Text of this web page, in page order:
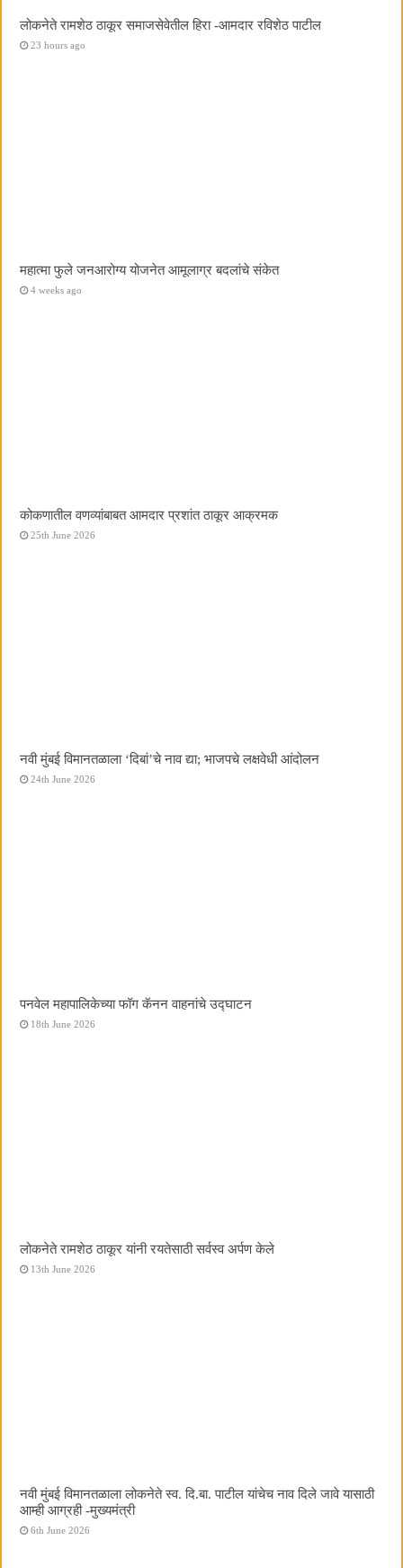
लोकनेते रामशेठ ठाकूर समाजसेवेतील हिरा -आमदार रविशेठ पाटील
23 hours ago
महात्मा फुले जनआरोग्य योजनेत आमूलाग्र बदलांचे संकेत
4 weeks ago
कोकणातील वणव्यांबाबत आमदार प्रशांत ठाकूर आक्रमक
25th June 2026
नवी मुंबई विमानतळाला ‌‘दिबां‌’चे नाव द्या; भाजपचे लक्षवेधी आंदोलन
24th June 2026
पनवेल महापालिकेच्या फॉग कॅनन वाहनांचे उद्घाटन
18th June 2026
लोकनेते रामशेठ ठाकूर यांनी रयतेसाठी सर्वस्व अर्पण केले
13th June 2026
नवी मुंबई विमानतळाला लोकनेते स्व. दि.बा. पाटील यांचेच नाव दिले जावे यासाठी
आम्ही आग्रही -मुख्यमंत्री
6th June 2026